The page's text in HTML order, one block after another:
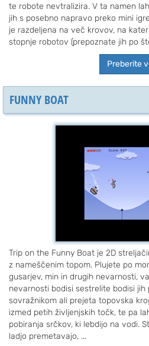
te robote nevtralizira. V ta namen
jih s posebno napravo preko mini
je razdeljena na več krovov, na
stopnje robotov (prepoznate jih po
Preberite
FUNNY BOAT
Trip on the Funny Boat je 2D
z nameščenim topom. Plujete po
gusarjev, min in drugih nevarnosti,
nevarnosti bodisi sestrelite bodisi jih
sovražnikom ali prejeta topovska
izmed petih življenjskih točk, te pa
pobiranja srčkov, ki lebdijo na vodi.
ladjo premetavajo, ...